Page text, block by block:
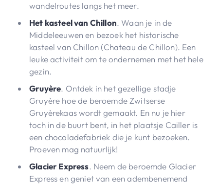
wandelroutes langs het meer.
Het kasteel van Chillon. Waan je in de
Middeleeuwen en bezoek het historische
kasteel van Chillon (Chateau de Chillon). Een
leuke activiteit om te ondernemen met het hele
gezin.
Gruyère. Ontdek in het gezellige stadje
Gruyère hoe de beroemde Zwitserse
Gruyèrekaas wordt gemaakt. En nu je hier
toch in de buurt bent, in het plaatsje Cailler is
een chocoladefabriek die je kunt bezoeken.
Proeven mag natuurlijk!
Glacier Express. Neem de beroemde Glacier
Express en geniet van een adembenemend